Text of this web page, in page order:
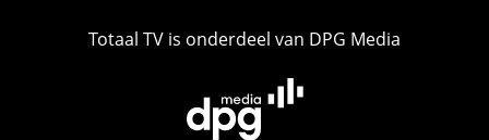
Totaal TV is onderdeel van DPG Media